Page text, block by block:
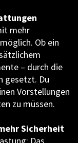
mehr
Ob ein
– durch die
gesetzt. Du
Vorstellungen
zu müssen.
Sicherheit